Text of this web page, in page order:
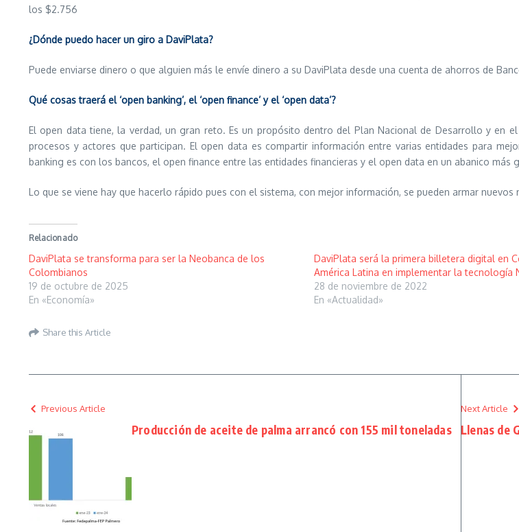
los $2.756
¿Dónde puedo hacer un giro a DaviPlata?
Puede enviarse dinero o que alguien más le envíe dinero a su DaviPlata desde una cuenta de ahorros de
Qué cosas traerá el ‘open banking’, el ‘open finance’ y el ‘open data’?
El open data tiene, la verdad, un gran reto. Es un propósito dentro del Plan Nacional de Desarrollo y en
procesos y actores que participan. El open data es compartir información entre varias entidades para
banking es con los bancos, el open finance entre las entidades financieras y el open data en un abanico más
Lo que se viene hay que hacerlo rápido pues con el sistema, con mejor información, se pueden armar
Relacionado
DaviPlata se transforma para ser la Neobanca de los
Colombianos
19 de octubre de 2025
En «Economía»
DaviPlata será la primera billetera digital en
América Latina en implementar la tecnología
28 de noviembre de 2022
En «Actualidad»
Share this Article
Previous Article
Producción de aceite de palma arrancó con 155 mil toneladas
Next Article
Llenas de